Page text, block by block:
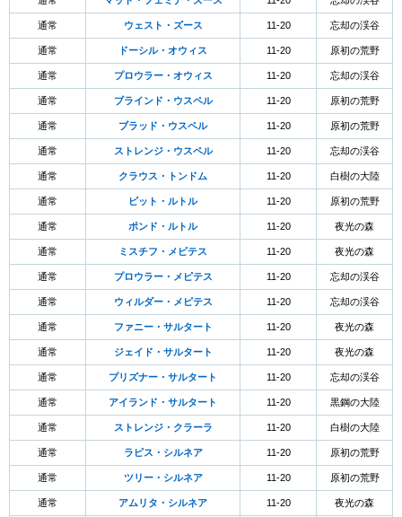
通常 ウェスト・ズース 11-20 忘却の渓谷
通常 ドーシル・オウィス 11-20 原初の荒野
通常 プロウラー・オウィス 11-20 忘却の渓谷
通常 ブラインド・ウスペル 11-20 原初の荒野
通常 ブラッド・ウスペル 11-20 原初の荒野
通常 ストレンジ・ウスペル 11-20 忘却の渓谷
通常 クラウス・トンドム 11-20 白樹の大陸
通常 ピット・ルトル 11-20 原初の荒野
通常 ポンド・ルトル 11-20 夜光の森
通常 ミスチフ・メピテス 11-20 夜光の森
通常 プロウラー・メピテス 11-20 忘却の渓谷
通常 ウィルダー・メピテス 11-20 忘却の渓谷
通常 ファニー・サルタート 11-20 夜光の森
通常 ジェイド・サルタート 11-20 夜光の森
通常 プリズナー・サルタート 11-20 忘却の渓谷
通常 アイランド・サルタート 11-20 黒鋼の大陸
通常 ストレンジ・クラーラ 11-20 白樹の大陸
通常 ラピス・シルネア 11-20 原初の荒野
通常 ツリー・シルネア 11-20 原初の荒野
通常 アムリタ・シルネア 11-20 夜光の森